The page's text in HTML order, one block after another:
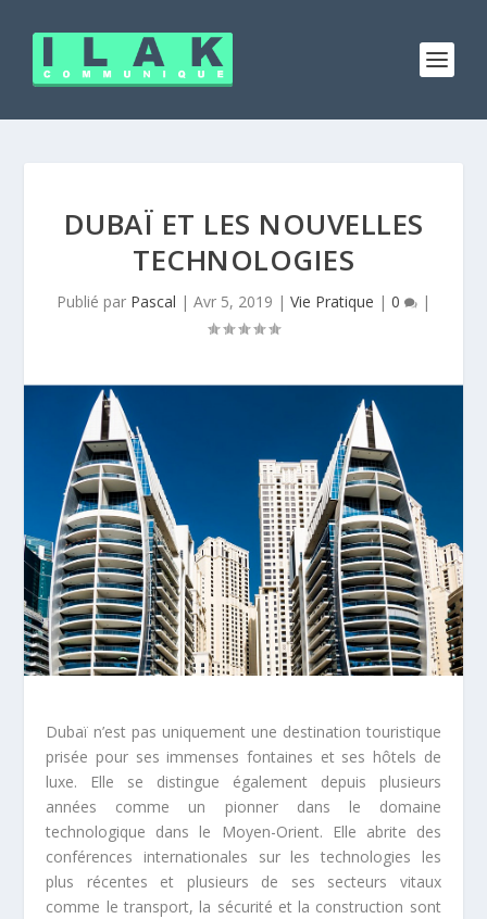
DUBAÏ ET LES NOUVELLES
TECHNOLOGIES
Publié par Pascal | Avr 5, 2019 | Vie Pratique | 0 |
Dubaï n’est pas uniquement une destination touristique
prisée pour ses immenses fontaines et ses hôtels de
luxe. Elle se distingue également depuis plusieurs
années comme un pionner dans le domaine
technologique dans le Moyen-Orient. Elle abrite des
conférences internationales sur les technologies les
plus récentes et plusieurs de ses secteurs vitaux
comme le transport, la sécurité et la construction sont